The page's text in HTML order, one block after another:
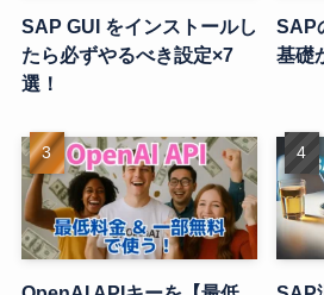
SAP GUI をインストールし
たら必ずやるべき設定×7
選！
SAP
基礎